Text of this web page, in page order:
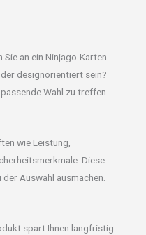
an ein Ninjago-Karten
designorientiert sein?
Wahl zu treffen.
wie Leistung,
Diese
Auswahl ausmachen.
spart Ihnen langfristig